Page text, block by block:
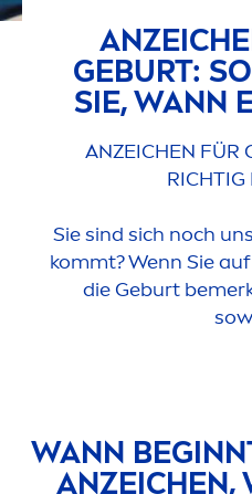
GEBURT:
SIE, WANN
ANZEICHEN FÜR
RICHTIG
Sie sind sich noch
kommt? Wenn Sie
die Geburt
WANN
ANZEICHEN,